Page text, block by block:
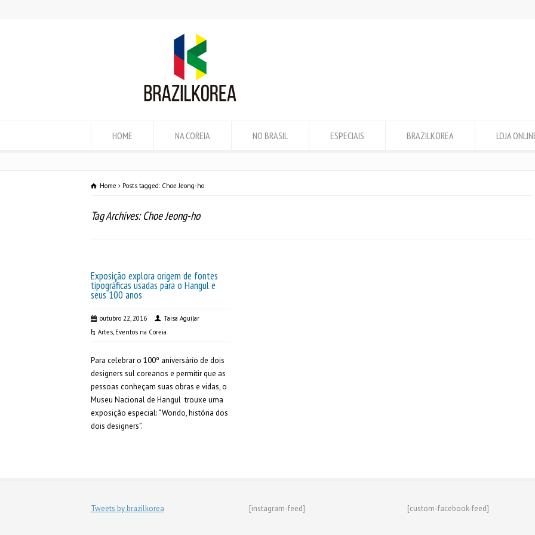
HOME NA COREIA NO BRASIL ESPECIAIS BRAZILKOREA LOJA
Home Posts tagged: Choe Jeong-ho
Tag Archives: Choe Jeong-ho
Exposição explora origem de fontes
tipográficas usadas para o Hangul e
seus 100 anos
outubro 22, 2016
Taisa Aguilar
Artes, Eventos na Coreia
Para celebrar o 100º aniversário de dois
designers sul coreanos e permitir que as
pessoas conheçam suas obras e vidas, o
Museu Nacional de Hangul trouxe uma
exposição especial: “Wondo, história dos
dois designers”.
Tweets by brazilkorea [instagram-feed] [custom-facebook-feed]